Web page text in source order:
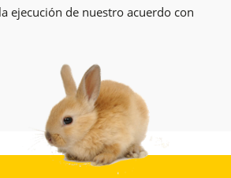
ejecución de nuestro acuerdo con